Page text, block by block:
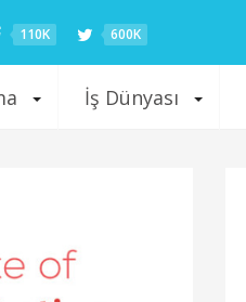
110K 600K
İş Dünyası